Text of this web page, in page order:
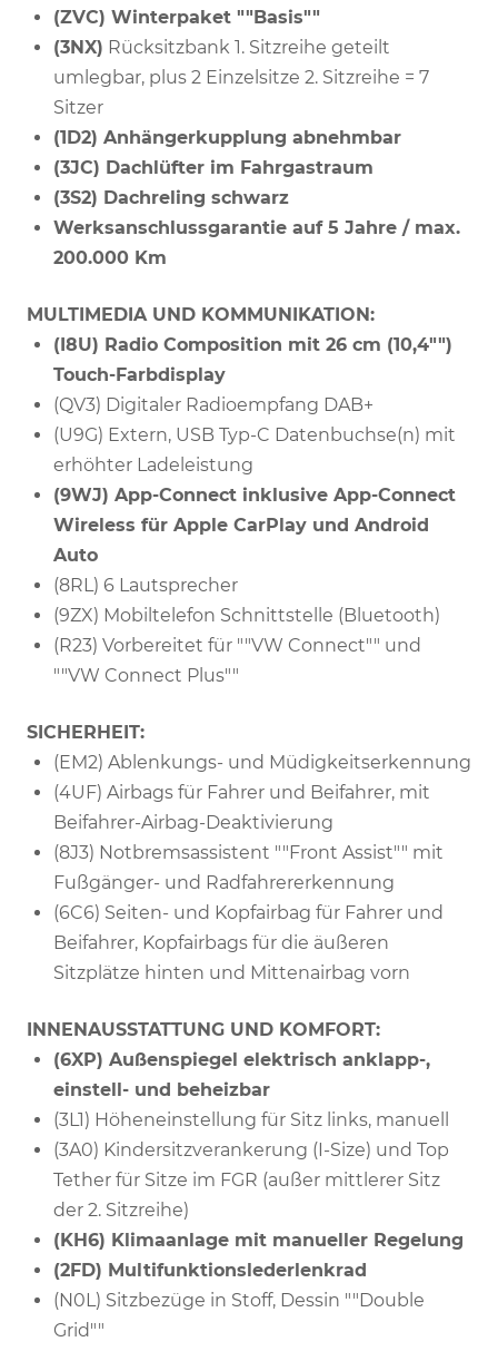
(ZVC) Winterpaket ""Basis""
(3NX) Rücksitzbank 1. Sitzreihe geteilt
umlegbar, plus 2 Einzelsitze 2. Sitzreihe = 7
Sitzer
(1D2) Anhängerkupplung abnehmbar
(3JC) Dachlüfter im Fahrgastraum
(3S2) Dachreling schwarz
Werksanschlussgarantie auf 5 Jahre / max.
200.000 Km
MULTIMEDIA UND KOMMUNIKATION:
(I8U) Radio Composition mit 26 cm (10,4"")
Touch-Farbdisplay
(QV3) Digitaler Radioempfang DAB+
(U9G) Extern, USB Typ-C Datenbuchse(n) mit
erhöhter Ladeleistung
(9WJ) App-Connect inklusive App-Connect
Wireless für Apple CarPlay und Android
Auto
(8RL) 6 Lautsprecher
(9ZX) Mobiltelefon Schnittstelle (Bluetooth)
(R23) Vorbereitet für ""VW Connect"" und
""VW Connect Plus""
SICHERHEIT:
(EM2) Ablenkungs- und Müdigkeitserkennung
(4UF) Airbags für Fahrer und Beifahrer, mit
Beifahrer-Airbag-Deaktivierung
(8J3) Notbremsassistent ""Front Assist"" mit
Fußgänger- und Radfahrererkennung
(6C6) Seiten- und Kopfairbag für Fahrer und
Beifahrer, Kopfairbags für die äußeren
Sitzplätze hinten und Mittenairbag vorn
INNENAUSSTATTUNG UND KOMFORT:
(6XP) Außenspiegel elektrisch anklapp-,
einstell- und beheizbar
(3L1) Höheneinstellung für Sitz links, manuell
(3A0) Kindersitzverankerung (I-Size) und Top
Tether für Sitze im FGR (außer mittlerer Sitz
der 2. Sitzreihe)
(KH6) Klimaanlage mit manueller Regelung
(2FD) Multifunktionslederlenkrad
(N0L) Sitzbezüge in Stoff, Dessin ""Double
Grid""